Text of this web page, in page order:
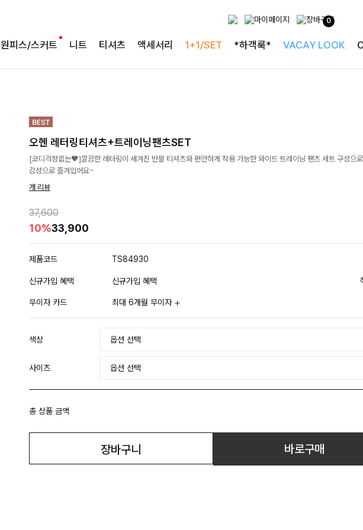
0
원피스/스커트 니트 티셔츠 액세서리 1+1/SET *하객룩* VACAY LOOK
오헨 레터링티셔츠+트레이닝팬츠SET
[코디걱정없는🖤]깔끔한 레터링이 새겨진 반팔 티셔츠와 편안하게 착용 가능한 와이드 트레이닝 팬츠 세트 구성으
감성으로 즐겨입어요~
개 리뷰
37,600
10%33,900
제품코드 TS84930
신규가입 혜택 신규가입 혜택
무이자 카드 최대 6개월 무이자
색상
사이즈
총 상품 금액
장바구니 바로구매